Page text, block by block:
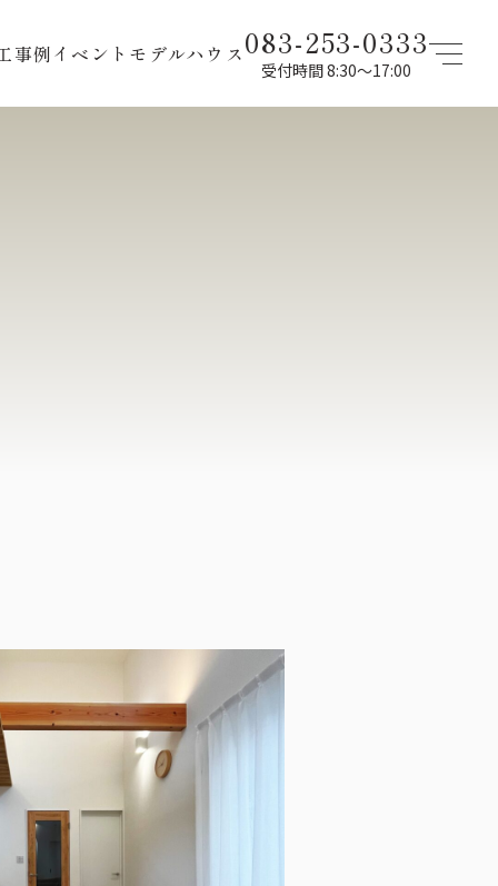
事例イベント モデルハウス083-253-0333
受付時間 8:30〜17:00